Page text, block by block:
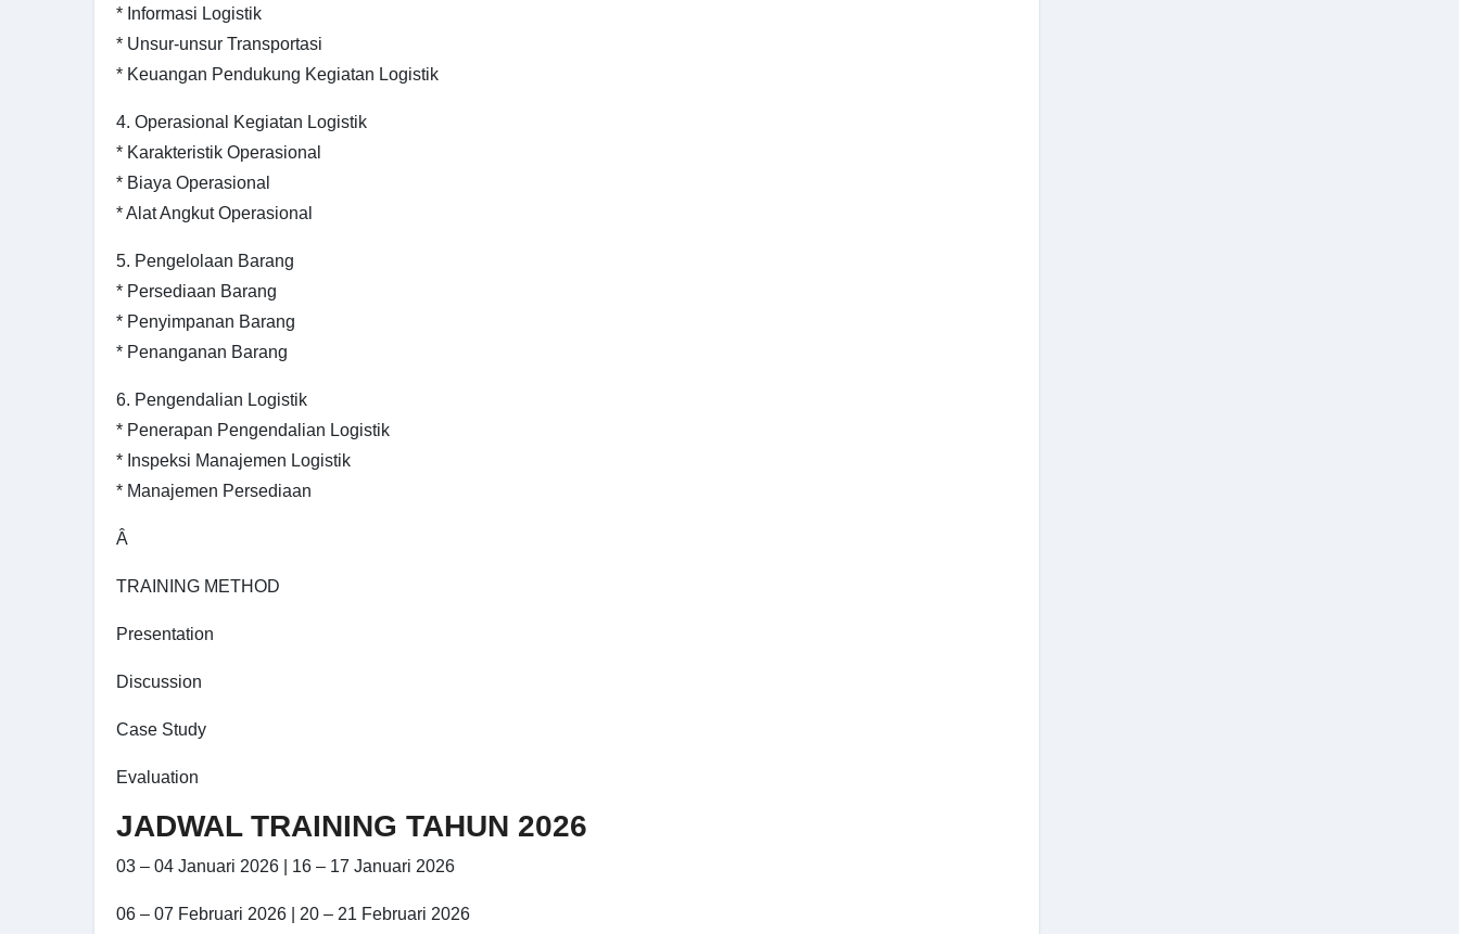
* Informasi Logistik
* Unsur-unsur Transportasi
* Keuangan Pendukung Kegiatan Logistik
4. Operasional Kegiatan Logistik
* Karakteristik Operasional
* Biaya Operasional
* Alat Angkut Operasional
5. Pengelolaan Barang
* Persediaan Barang
* Penyimpanan Barang
* Penanganan Barang
6. Pengendalian Logistik
* Penerapan Pengendalian Logistik
* Inspeksi Manajemen Logistik
* Manajemen Persediaan
Â
TRAINING METHOD
Presentation
Discussion
Case Study
Evaluation
JADWAL TRAINING TAHUN 2026
03 – 04 Januari 2026 | 16 – 17 Januari 2026
06 – 07 Februari 2026 | 20 – 21 Februari 2026